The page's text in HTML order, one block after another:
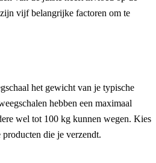
vijf belangrijke factoren om te
het gewicht van je typische
hebben een maximaal
wel tot 100 kg kunnen wegen. Kies
die je verzendt.